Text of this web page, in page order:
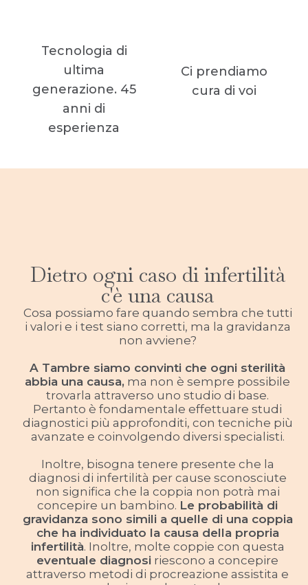
Tecnologia di
ultima
generazione. 45
anni di
esperienza
Ci prendiamo
cura di voi
Dietro ogni caso di infertilità
c'è una causa
Cosa possiamo fare quando sembra che tutti
i valori e i test siano corretti, ma la gravidanza
non avviene?
A Tambre siamo convinti che ogni sterilità
abbia una causa, ma non è sempre possibile
trovarla attraverso uno studio di base.
Pertanto è fondamentale effettuare studi
diagnostici più approfonditi, con tecniche più
avanzate e coinvolgendo diversi specialisti.
Inoltre, bisogna tenere presente che la
diagnosi di infertilità per cause sconosciute
non significa che la coppia non potrà mai
concepire un bambino. Le probabilità di
gravidanza sono simili a quelle di una coppia
che ha individuato la causa della propria
infertilità. Inoltre, molte coppie con questa
eventuale diagnosi riescono a concepire
attraverso metodi di procreazione assistita e